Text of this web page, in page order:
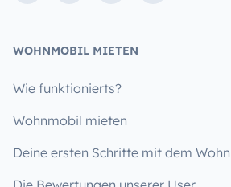
WOHNMOBIL MIETEN
Wie funktionierts?
Wohnmobil mieten
Deine ersten Schritte mit dem